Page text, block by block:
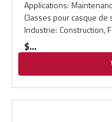
Applications:
Classes pour casque de
Industrie: Construction,
$